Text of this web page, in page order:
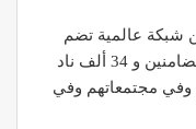
شبكة عالمية تضم
أزيد من 1.2 مليون من صناع القرار المتضامنين و 34 ألف ناد
وفي مجتمعاتهم وفي